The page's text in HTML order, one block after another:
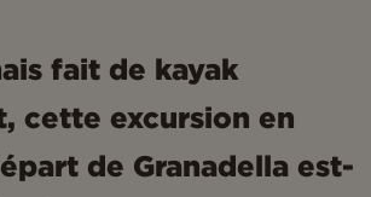
fait de kayak
cette excursion en
de Granadella est-